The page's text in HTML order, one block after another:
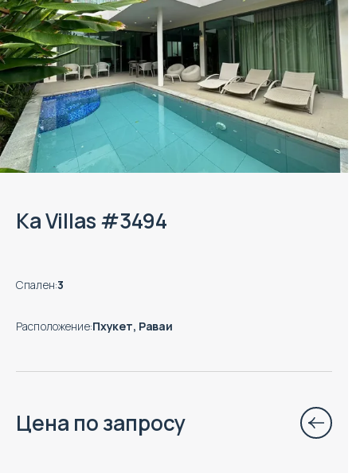
Ka Villas #3494
Спален:3
Расположение:Пхукет, Раваи
Цена по запросу